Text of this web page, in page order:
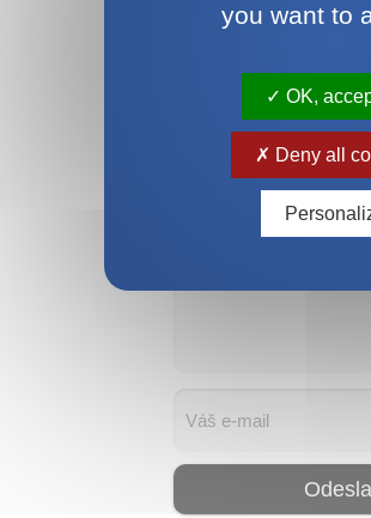
Rychlý dotaz
Vyberte
you want to
OK,
Deny all